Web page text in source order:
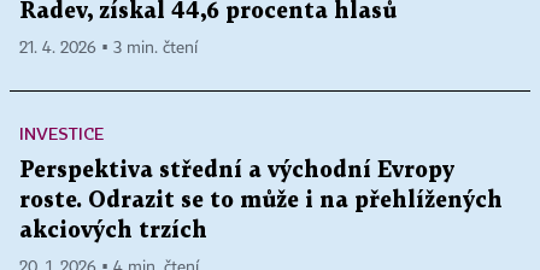
Radev, získal 44,6 procenta hlasů
21. 4. 2026 ▪ 3 min. čtení
INVESTICE
Perspektiva střední a východní Evropy
roste. Odrazit se to může i na přehlížených
akciových trzích